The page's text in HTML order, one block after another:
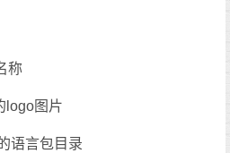
称
logo图片
语言包目录